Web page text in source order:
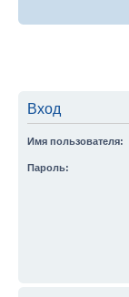
Вход
Имя пользователя:
Пароль: